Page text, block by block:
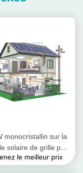
monocristallin sur la
solaire de grille pour
renouvelable
le meilleur prix